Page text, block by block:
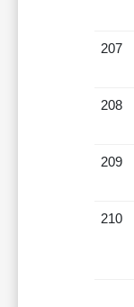
207
208
209
210